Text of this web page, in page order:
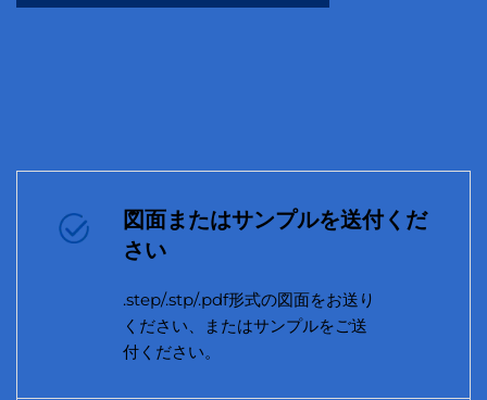
図面またはサンプルを送付くだ
さい
.step/.stp/.pdf形式の図面をお送り
ください、またはサンプルをご送
付ください。